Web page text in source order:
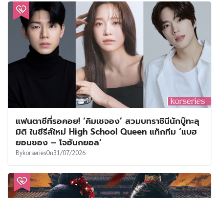
แฟนตาซีที่รอคอย! ‘คิมเซจอง’ สวมบทราชินีนักบู๊ทะลุ
มิติ ในซีรีส์ใหม่ High School Queen แท็กทีม ‘แบฮ
ยอนซอง – โจฮันกยอล’
BykorseriesOn31/07/2026